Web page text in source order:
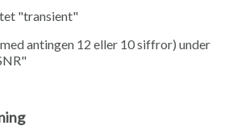
"transient"
antingen 12 eller 10 siffror) under